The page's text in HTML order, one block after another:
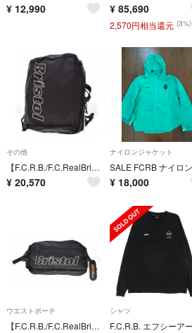
¥ 12,990 ¥ 85,690
2,570円相当還元 (3%)
その他
【F.C.R.B./F.C.RealBristol】24AW FCRB-242128 NYLON 2WAY BAGバッグ
¥ 20,570
ナイロンジャケット
¥ 18,000
ウエストポーチ
【F.C.R.B./F.C.RealBristol】24AW FCRB-242127 TOUR WAIST BAGウエストバッグ
シャツ